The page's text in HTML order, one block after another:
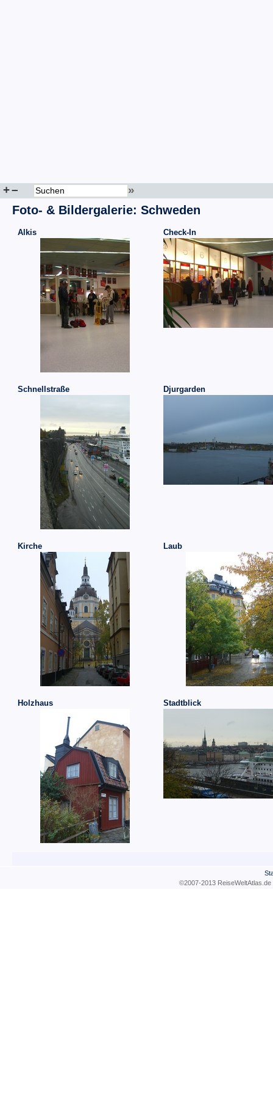
+– »
Foto- & Bildergalerie: Schweden
Alkis Check-In
Schnellstraße Djurgarden
Kirche Laub
Holzhaus Stadtblick
©2007-2013